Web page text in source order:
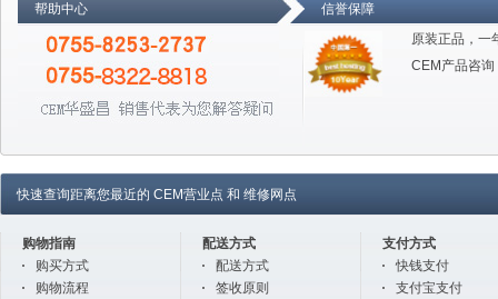
帮助中心
信誉保障
原装正品，一
CEM产品咨询
快速查询距离您最近的 CEM营业点 和 维修网点
购物指南
购买方式
购物流程
配送方式
配送方式
签收原则
支付方式
快钱支付
支付宝支付